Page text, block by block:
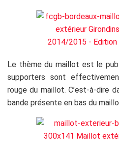
Le thème du maillot est le
supporters sont
rouge du maillot. C’est-à-dire
bande présente en bas du